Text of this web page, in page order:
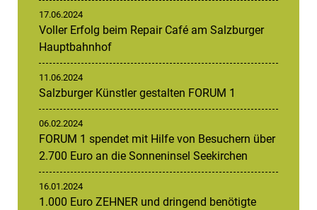
17.06.2024
Voller Erfolg beim Repair Café am Salzburger
Hauptbahnhof
11.06.2024
Salzburger Künstler gestalten FORUM 1
06.02.2024
FORUM 1 spendet mit Hilfe von Besuchern über
2.700 Euro an die Sonneninsel Seekirchen
16.01.2024
1.000 Euro ZEHNER und dringend benötigte